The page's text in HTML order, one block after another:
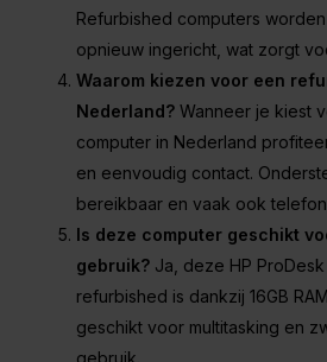
Refurbished computers
opnieuw ingericht, wat zorgt
Waarom kiezen voor een
Nederland? Wanneer je kiest
computer in Nederland
en eenvoudig contact.
bereikbaar en vaak ook
Is deze computer geschikt
gebruik? Ja, deze HP
refurbished is dankzij 16GB
geschikt voor multitasking en